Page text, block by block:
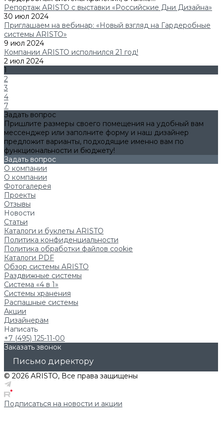
Репортаж ARISTO с выставки «Российские Дни Дизайна»
30 июл 2024
Приглашаем на вебинар: «Новый взгляд на Гардеробные
системы ARISTO»
9 июл 2024
Компании ARISTO исполнился 21 год!
2 июл 2024
1
2
3
4
7
Задать вопрос
Пришлите размеры своего помещения на удобный вам
мессенджер или заполните форму и наш дизайнер
предложит варианты, подходящие именно вам по
функциональности и бюджету!
Задать вопрос
О компании
О компании
Фотогалерея
Проекты
Отзывы
Новости
Статьи
Каталоги и буклеты ARISTO
Политика конфиденциальности
Политика обработки файлов cookie
Каталоги PDF
Обзор системы ARISTO
Раздвижные системы
Система «4 в 1»
Системы хранения
Распашные системы
Акции
Дизайнерам
Написать
+7 (495) 125-11-00
Заказать звонок
Письмо директору
© 2026 ARISTO, Все права защищены
Подписаться на новости и акции